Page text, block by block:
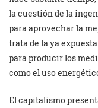
la cuestión de la
para aprovechar la
trata de la ya
para producir los
como el uso
El capitalismo